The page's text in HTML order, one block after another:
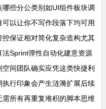
些分公类别如UI组件板块调
以让你不写作段落下均可用
保证相对简化复杂造构尤其
Sprint弹性自动化建意资源
间团队确实应凭这类快捷利
行印象会产生涟漪扩展后续
所有再重复堆积的脚本思维